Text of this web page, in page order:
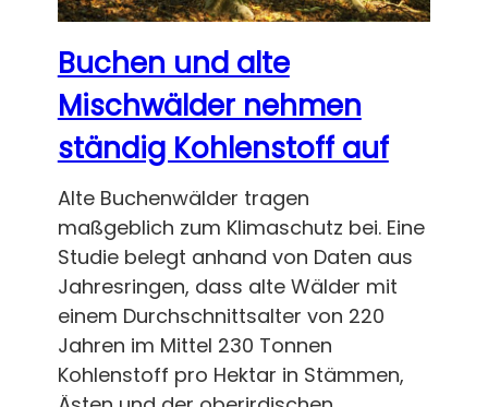
Buchen und alte
Mischwälder nehmen
ständig Kohlenstoff auf
Alte Buchenwälder tragen
maßgeblich zum Klimaschutz bei. Eine
Studie belegt anhand von Daten aus
Jahresringen, dass alte Wälder mit
einem Durchschnittsalter von 220
Jahren im Mittel 230 Tonnen
Kohlenstoff pro Hektar in Stämmen,